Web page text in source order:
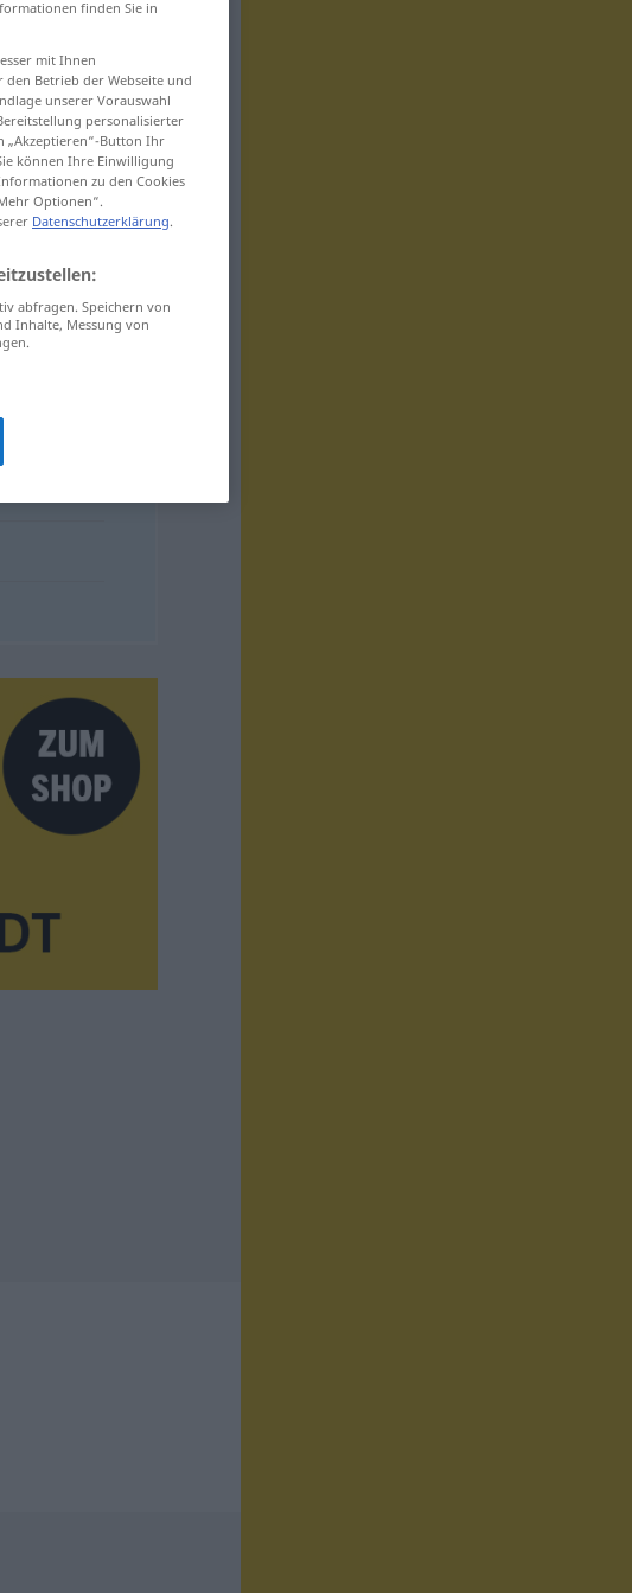
finden Sie in
mit Ihnen
Betrieb der Webseite und
unserer Vorauswahl
personalisierter
„Akzeptieren“-Button Ihr
können Ihre Einwilligung
zu den Cookies
Optionen“.
Datenschutzerklärung.
abfragen. Speichern von
Inhalte, Messung von